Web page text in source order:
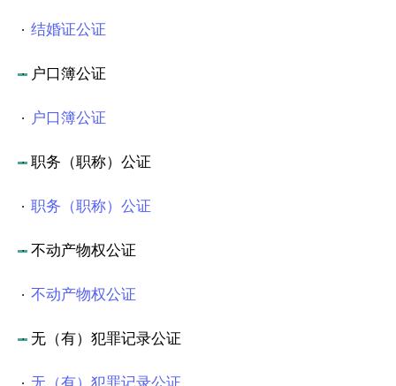
结婚证公证
户口簿公证
户口簿公证
职务（职称）公证
职务（职称）公证
不动产物权公证
不动产物权公证
无（有）犯罪记录公证